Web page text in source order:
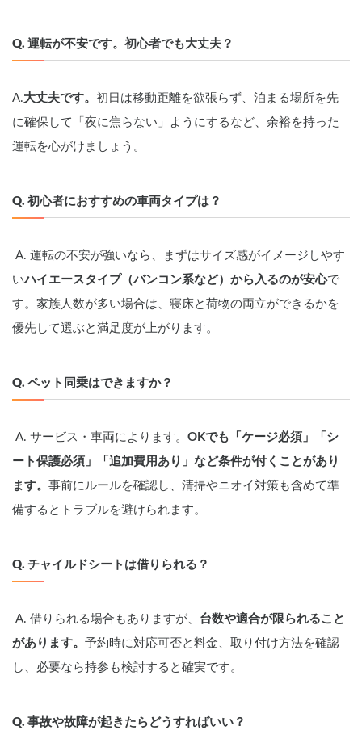
Q. 運転が不安です。初心者でも大丈夫？
A.大丈夫です。 初日は移動距離を欲張らず、泊まる場所を先
に確保して「夜に焦らない」ようにするなど、余裕を持った
運転を心がけましょう。
Q. 初心者におすすめの車両タイプは？
いハイエースタイプ（バンコン系など）から入るのが安心で
す。家族人数が多い場合は、寝床と荷物の両立ができるかを
優先して選ぶと満足度が上がります。
Q. ペット同乗はできますか？
A. サービス・車両によります。 OKでも「ケージ必須」「シ
ート保護必須」「追加費用あり」など条件が付くことがあり
ます。 事前にルールを確認し、清掃やニオイ対策も含めて準
備するとトラブルを避けられます。
Q. チャイルドシートは借りられる？
A. 借りられる場合もありますが、 台数や適合が限られること
があります。 予約時に対応可否と料金、取り付け方法を確認
し、必要なら持参も検討すると確実です。
Q. 事故や故障が起きたらどうすればいい？